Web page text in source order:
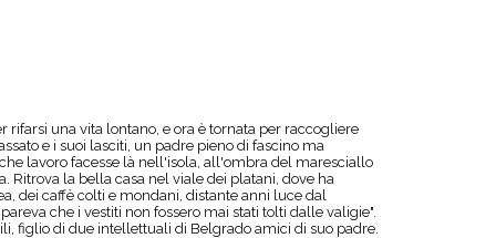
una vita lontano, e ora è tornata per raccogliere
e i suoi lasciti, un padre pieno di fascino ma
lavoro facesse là nell'isola, all'ombra del maresciallo
Ritrova la bella casa nel viale dei platani, dove ha
dei caffè colti e mondani, distante anni luce dal
che i vestiti non fossero mai stati tolti dalle valigie".
figlio di due intellettuali di Belgrado amici di suo padre.